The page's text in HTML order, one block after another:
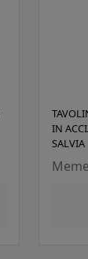
IN
SALVIA